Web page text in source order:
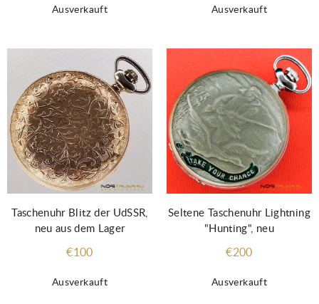
Ausverkauft Ausverkauft
Ausverkauft
Taschenuhr Blitz der UdSSR,
neu aus dem Lager
€100
Ausverkauft
Seltene Taschenuhr Lightning
"Hunting", neu
€200